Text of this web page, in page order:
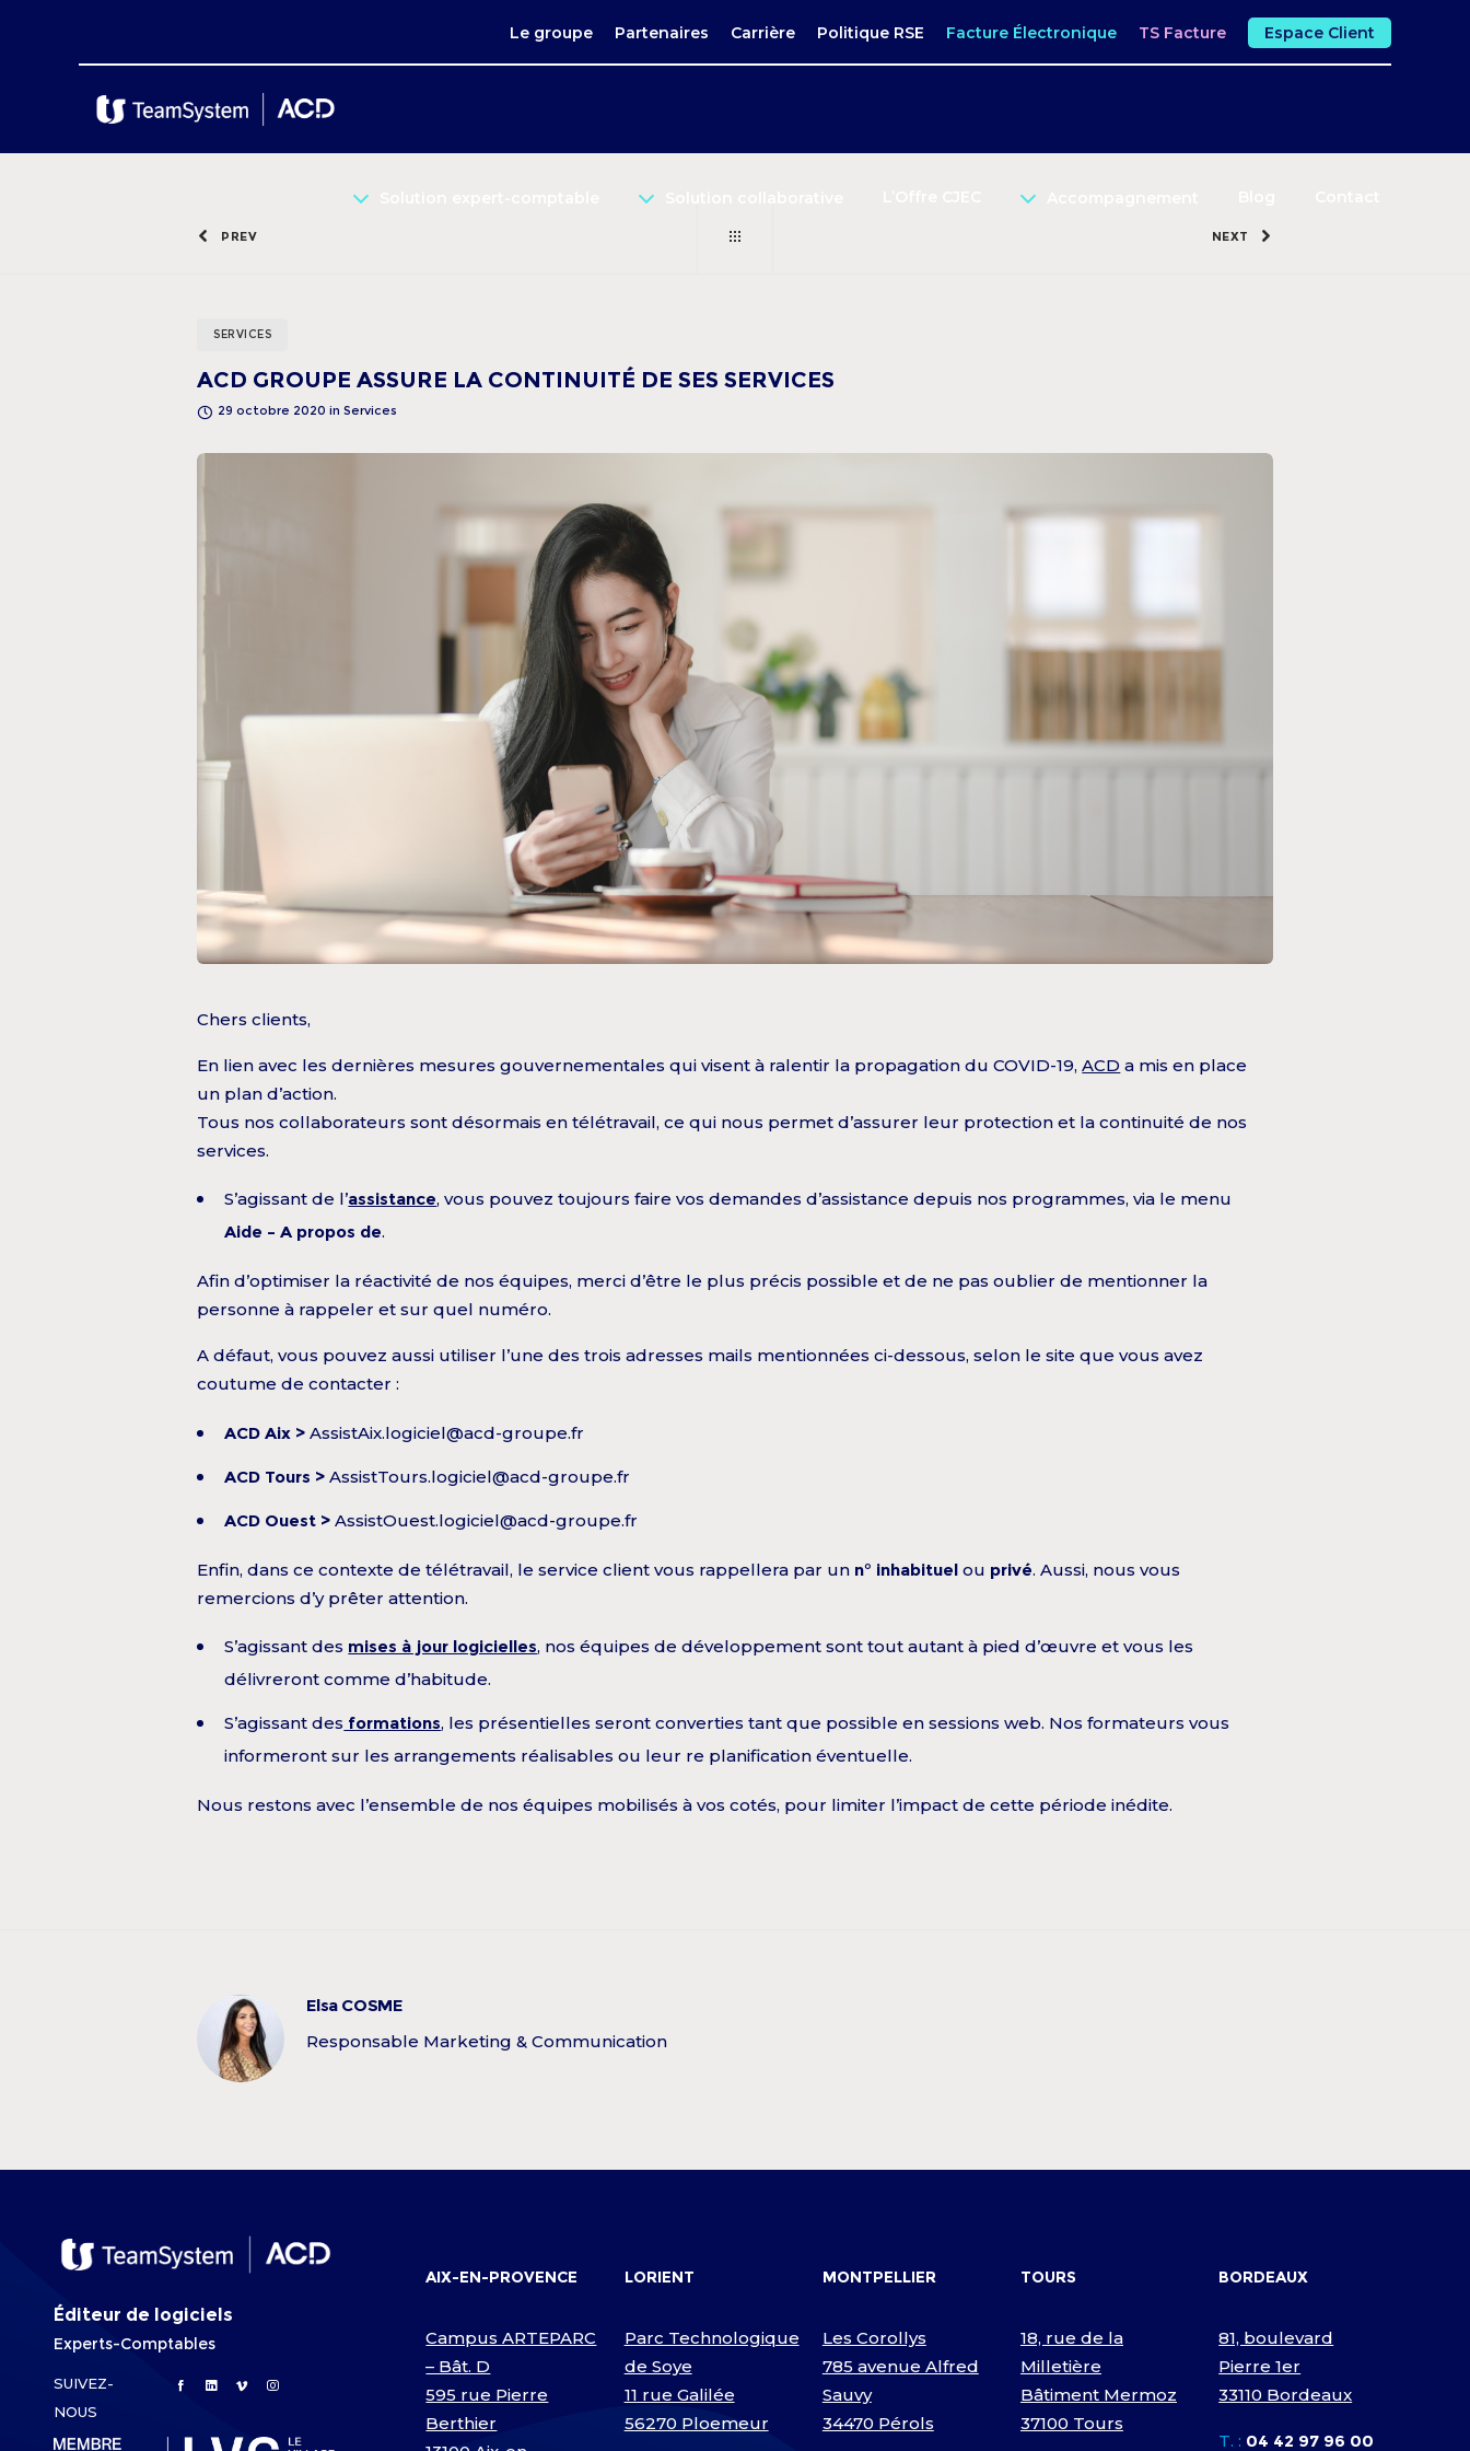
Le groupe Partenaires Carrière Politique RSE Facture Électronique TS Facture Espace Client
PREV NEXT
SERVICES
ACD GROUPE ASSURE LA CONTINUITÉ DE SES SERVICES
29 octobre 2020 in Services
Chers clients,
En lien avec les dernières mesures gouvernementales qui visent à ralentir la propagation du COVID-19,ACD a mis en place
un plan d’action.
Tous nos collaborateurs sont désormais en télétravail, ce qui nous permet d’assurer leur protection et la continuité de nos
services.
S’agissant de l’assistance, vous pouvez toujours faire vos demandes d’assistance depuis nos programmes, via le menu
Aide – A propos de.
Afin d’optimiser la réactivité de nos équipes, merci d’être le plus précis possible et de ne pas oublier de mentionner la
personne à rappeler et sur quel numéro.
A défaut, vous pouvez aussi utiliser l’une des trois adresses mails mentionnées ci-dessous, selon le site que vous avez
coutume de contacter :
ACD Aix > AssistAix.logiciel@acd-groupe.fr
ACD Tours > AssistTours.logiciel@acd-groupe.fr
ACD Ouest > AssistOuest.logiciel@acd-groupe.fr
Enfin, dans ce contexte de télétravail, le service client vous rappellera par un n° inhabituelou privé. Aussi, nous vous
remercions d’y prêter attention.
S’agissant des mises à jour logicielles, nos équipes de développement sont tout autant à pied d’œuvre et vous les
délivreront comme d’habitude.
S’agissant des formations, les présentielles seront converties tant que possible en sessions web. Nos formateurs vous
informeront sur les arrangements réalisables ou leur re planification éventuelle.
Nous restons avec l’ensemble de nos équipes mobilisés à vos cotés, pour limiter l’impact de cette période inédite.
Elsa COSME
Responsable Marketing & Communication
Éditeur de logiciels
Experts-Comptables
SUIVEZ-
NOUS
AIX-EN-PROVENCE
Campus ARTEPARC
– Bât. D
595 rue Pierre
Berthier
LORIENT
Parc Technologique
de Soye
11 rue Galilée
56270 Ploemeur
MONTPELLIER
Les Corollys
785 avenue Alfred
Sauvy
34470 Pérols
TOURS
18, rue de la
Milletière
Bâtiment Mermoz
37100 Tours
BORDEAUX
81, boulevard
Pierre 1er
33110 Bordeaux
T. : 04 42 97 96 00